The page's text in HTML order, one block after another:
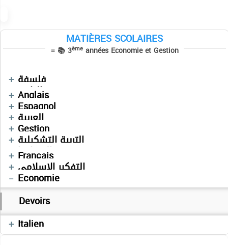
MATIÈRES SCOLAIRES
≡ 📚 3èmeannées Economie et Gestion
Informatique
Cours
فلسفة
Devoirs
التاريخ
Devoirs
Mathématiques
Séries
Anglais
Devoirs
Espagnol
Devoirs
العربية
Devoirs
Gestion
Devoirs
التربية التشكيلية
Devoirs
الجغرافيا
Cours
Devoirs
Français
Devoirs
التفكير الإسلامي
Devoirs
Economie
Devoirs
Italien
Devoirs
Allemand
Cours
Devoirs
Séries